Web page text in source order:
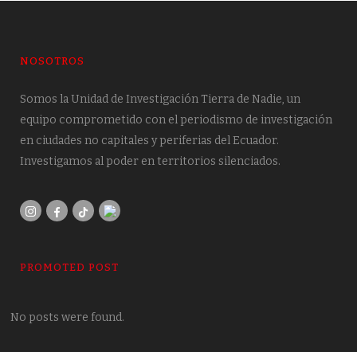
NOSOTROS
Somos la Unidad de Investigación Tierra de Nadie, un
equipo comprometido con el periodismo de investigación
en ciudades no capitales y periferias del Ecuador.
Investigamos al poder en territorios silenciados.
PROMOTED POST
No posts were found.